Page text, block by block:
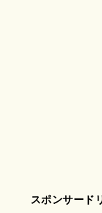
スポンサード